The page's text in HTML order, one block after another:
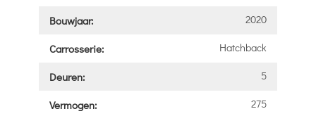
Bouwjaar: 2020
Carrosserie: Hatchback
Deuren: 5
Vermogen: 275